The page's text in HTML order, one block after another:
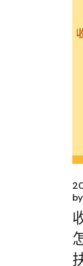
by